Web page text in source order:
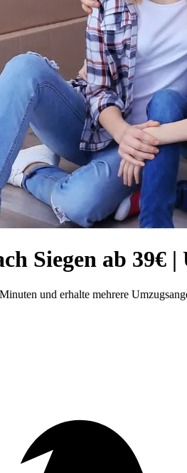
Siegen ab 39€
und erhalte mehrere